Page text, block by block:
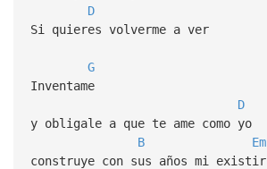
D
Si quieres volverme a ver
G
Inventame
D
y obligale a que te ame como yo
B
Em
construye con sus años mi existir